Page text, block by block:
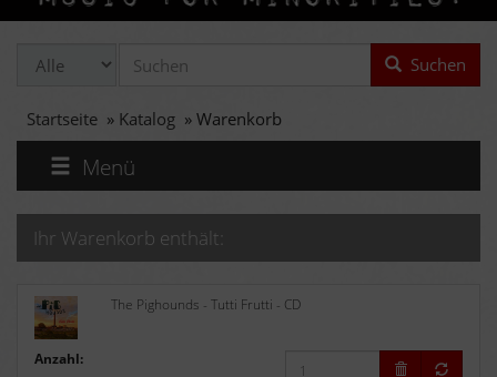
Suchen
Startseite » Katalog » Warenkorb
Menü
Ihr Warenkorb enthält:
The Pighounds - Tutti Frutti - CD
Anzahl: